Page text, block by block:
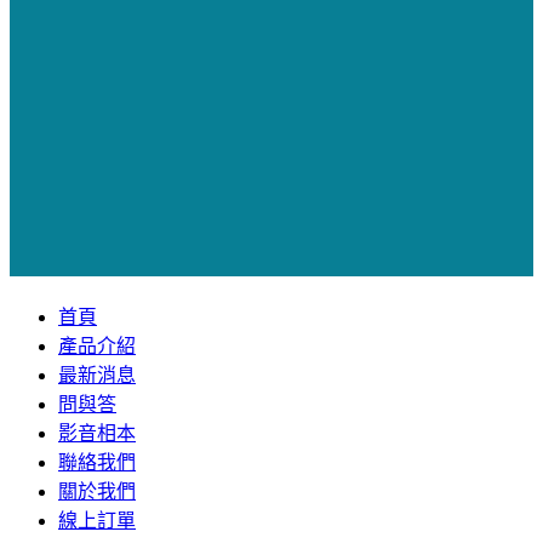
首頁
產品介紹
最新消息
問與答
影音相本
聯絡我們
關於我們
線上訂單